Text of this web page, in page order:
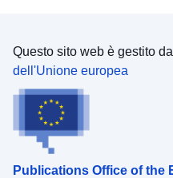
uriRef:
Questo sito web è gestito
dell'Unione europea
Publications Office of the